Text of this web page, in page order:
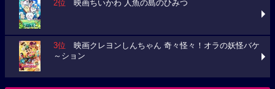
2位 映画ちいかわ 人魚の島のひみつ
3位 映画クレヨンしんちゃん 奇々怪々！オラの妖怪バケ
～ション